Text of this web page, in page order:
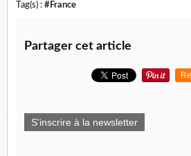
Tag(s) : #France
Partager cet article
S'inscrire à la newsletter